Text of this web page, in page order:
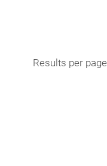
Results per page